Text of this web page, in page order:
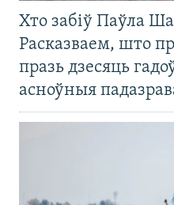
Хто забіў Паўла
Расказваем, што
празь дзесяць
асноўныя